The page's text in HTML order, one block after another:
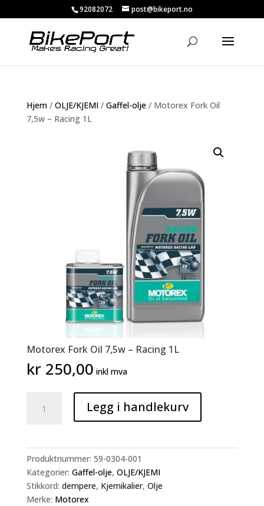
92082072 post@bikeport.no
Hjem/ OLJE/KJEMI/ Gaffel-olje/ Motorex Fork Oil
7,5w – Racing 1L
Motorex Fork Oil 7,5w – Racing 1L
kr250,00 inkl mva
1L
antall
Legg i handlekurv
Produktnummer: 59-0304-001
Kategorier: Gaffel-olje, OLJE/KJEMI
Stikkord: dempere, Kjemikalier, Olje
Merke: Motorex